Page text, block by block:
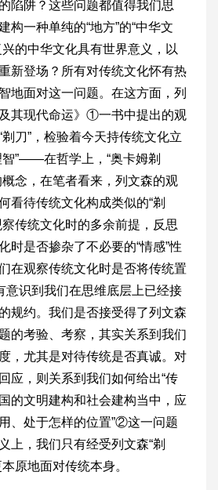
陷阱？这些问题都值得我们思
构一种单纯的“地方”的“中华文
的中华文化具有世界意义，以
新登场？所有对传统文化怀有热
地面对这一问题。在这方面，列
其现代命运》①一书中提出的观
刀”，检验着今天持传统文化立
智”——在哲学上，“奥卡姆剃
概念，在笔者看来，列文森的观
看待传统文化构成类似的“剃
察传统文化时的多余前提，反思
时是否掺杂了不必要的“情感”性
在观察传统文化时是否将传统置
意识到我们在思维底层上已经接
规约。我们是否接受得了列文森
的考验、考察，其实关系到我们
，尤其是对待传统是否真诚。对
应，则关系到我们如何给出“传
的文明建构和社会建构当中，应
、处于怎样的位置”②这一问题
上，我们只有经受列文森“剃
原地面对传统本身。